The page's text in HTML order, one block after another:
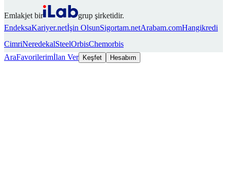
Emlakjet bir
grup şirketidir.
EndeksaKariyer.netİşin OlsunSigortam.netArabam.comHangikredi
CimriNeredekalSteelOrbisChemorbis
AraFavorilerimİlan Ver Keşfet Hesabım